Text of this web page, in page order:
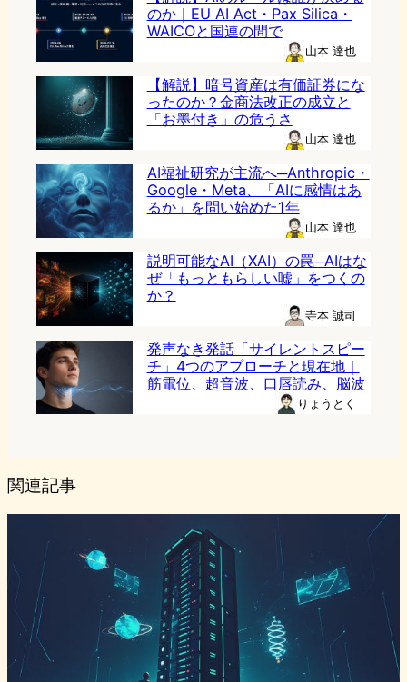
のか｜EU AI Act・Pax Silica・
WAICOと国連の間で
山本 達也
【解説】暗号資産は有価証券にな
ったのか？金商法改正の成立と
「お墨付き」の危うさ
山本 達也
AI福祉研究が主流へ─Anthropic・
Google・Meta、「AIに感情はあ
るか」を問い始めた1年
山本 達也
説明可能なAI（XAI）の罠─AIはな
ぜ「もっともらしい嘘」をつくの
か？
寺本 誠司
発声なき発話「サイレントスピー
チ」4つのアプローチと現在地｜
筋電位、超音波、口唇読み、脳波
りょうとく
関連記事